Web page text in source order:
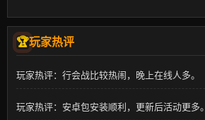
玩家热评
玩家热评：行会战比较热闹，晚上在线人多。
玩家热评：安卓包安装顺利，更新后活动更多。